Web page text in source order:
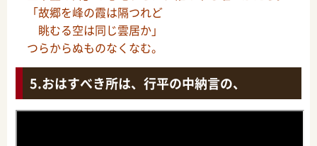
「故郷を峰の霞は隔つれど
眺むる空は同じ雲居か」
つらからぬものなくなむ。
おはすべき所は、行平の中納言の、